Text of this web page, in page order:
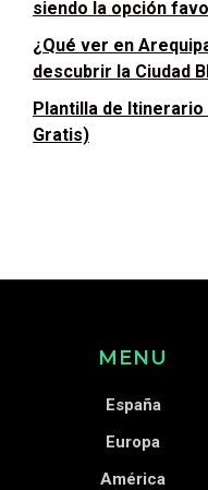
siendo la opción
¿Qué ver en
descubrir la Ciudad
Plantilla de Itinerario
Gratis)
MENU
España
Europa
América